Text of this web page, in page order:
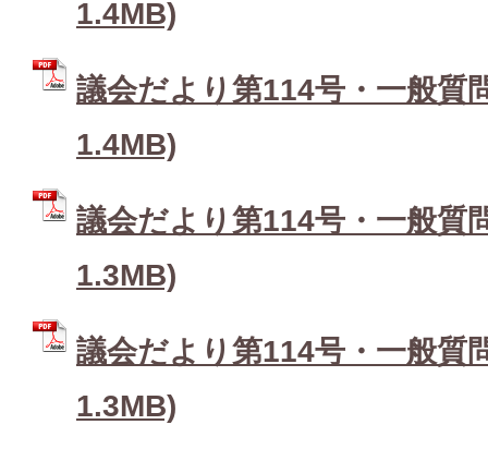
1.4MB)
議会だより第114号・一般質
1.4MB)
議会だより第114号・一般質
1.3MB)
議会だより第114号・一般質
1.3MB)